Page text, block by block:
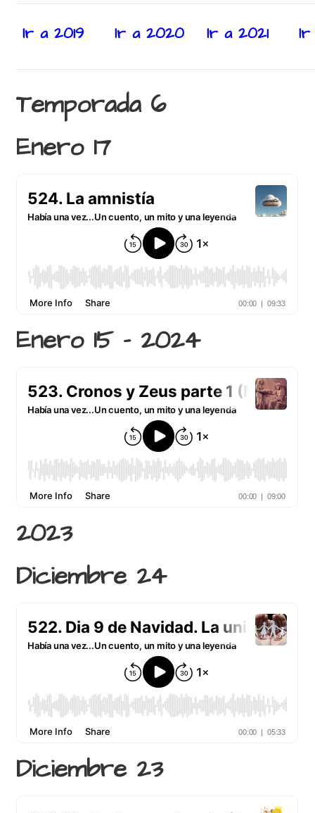
Ir a 2019 Ir a 2020 Ir a 2021 Ir
Temporada 6
Enero 17
Enero 15 – 2024
2023
Diciembre 24
Diciembre 23